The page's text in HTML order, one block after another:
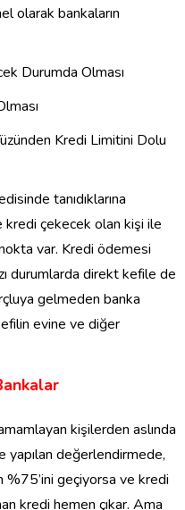
olarak bankaların
Durumda Olması
Kredi Limitini Dolu
tanıdıklarına
kredi çekecek olan kişi ile
var. Kredi ödemesi
durumlarda direkt kefile de
gelmeden banka
evine ve diğer
kişilerden aslında
yapılan değerlendirmede,
%75’ini geçiyorsa ve kredi
kredi hemen çıkar. Ama